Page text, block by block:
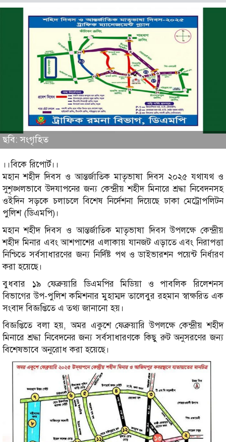
ছবি: সংগৃহিত
।।বিকে রিপোর্ট।।
মহান শহীদ দিবস ও আন্তর্জাতিক মাতৃভাষা দিবস ২০২৫ যথাযথ ও
সুশৃঙ্খলভাবে উদযাপনের জন্য কেন্দ্রীয় শহীদ মিনারে শ্রদ্ধা নিবেদনসহ
ওইদিন সড়কে চলাচলে বিশেষ নির্দেশনা দিয়েছে ঢাকা মেট্রোপলিটন
পুলিশ (ডিএমপি)।
মহান শহীদ দিবস ও আন্তর্জাতিক মাতৃভাষা দিবস উপলক্ষে কেন্দ্রীয়
শহীদ মিনার এবং আশপাশের এলাকায় যানজট এড়াতে এবং নিরাপত্তা
নিশ্চিতে সর্বসাধারণের জন্য নির্দিষ্ট পথ ও ডাইভারশন পয়েন্ট নির্ধারণ
করা হয়েছে।
বুধবার ১৯ ফেব্রুয়ারি ডিএমপির মিডিয়া ও পাবলিক রিলেশনস
বিভাগের উপ-পুলিশ কমিশনার মুহাম্মদ তালেবুর রহমান স্বাক্ষরিত এক
সংবাদ বিজ্ঞপ্তিতে এ তথ্য জানানো হয়।
বিজ্ঞপ্তিতে বলা হয়, অমর একুশে ফেব্রুয়ারি উপলক্ষে কেন্দ্রীয় শহীদ
মিনারে শ্রদ্ধা নিবেদনের জন্য সর্বসাধারণকে কিছু রুট অনুসরণের জন্য
বিশেষভাবে অনুরোধ করা হয়েছে।